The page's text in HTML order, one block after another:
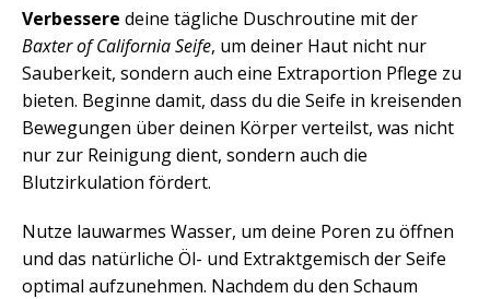
Verbessere deine tägliche Duschroutine mit der
Baxter of California Seife, um deiner Haut nicht nur
Sauberkeit, sondern auch eine Extraportion Pflege zu
bieten. Beginne damit, dass du die Seife in kreisenden
Bewegungen über deinen Körper verteilst, was nicht
nur zur Reinigung dient, sondern auch die
Blutzirkulation fördert.
Nutze lauwarmes Wasser, um deine Poren zu öffnen
und das natürliche Öl- und Extraktgemisch der Seife
optimal aufzunehmen. Nachdem du den Schaum